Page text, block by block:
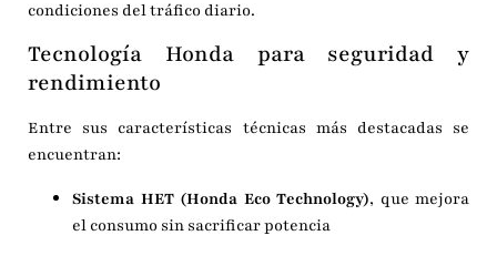
condiciones del tráfico diario.
Tecnología Honda para seguridad y
rendimiento
Entre sus características técnicas más destacadas se
encuentran:
Sistema HET (Honda Eco Technology), que mejora
el consumo sin sacrificar potencia